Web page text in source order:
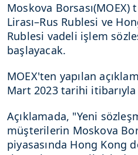
Moskova Borsası(MOEX)
Lirası–Rus Rublesi ve
Rublesi vadeli işlem
başlayacak.
MOEX'ten yapılan
Mart 2023 tarihi itibarıyla
Açıklamada, "Yeni
müşterilerin Moskova
piyasasında Hong Kong